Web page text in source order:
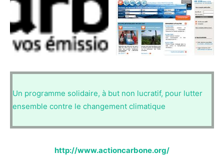
Un programme solidaire, à but non lucratif, pour lutter
ensemble contre le changement climatique
http://www.actioncarbone.org/